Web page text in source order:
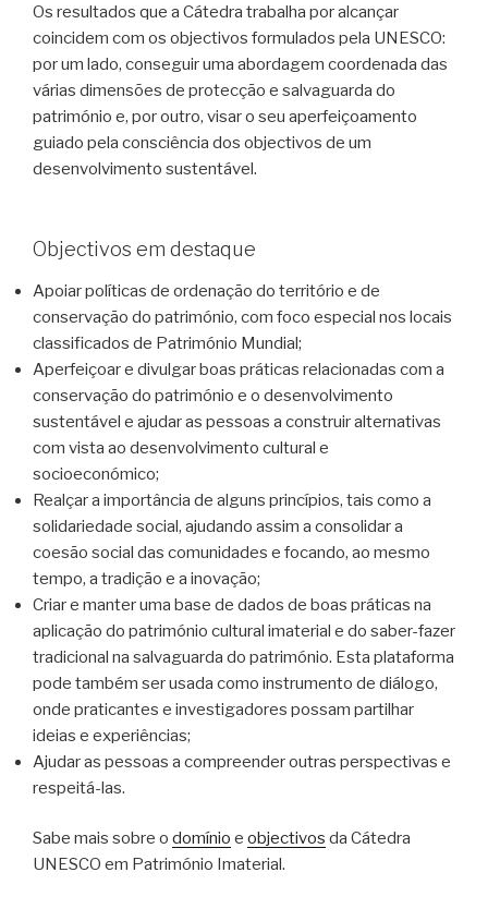
Os resultados que a Cátedra trabalha por alcançar
coincidem com os objectivos formulados pela UNESCO:
por um lado, conseguir uma abordagem coordenada das
várias dimensões de protecção e salvaguarda do
património e, por outro, visar o seu aperfeiçoamento
guiado pela consciência dos objectivos de um
desenvolvimento sustentável.
Objectivos em destaque
Apoiar políticas de ordenação do território e de
conservação do património, com foco especial nos locais
classificados de Património Mundial;
Aperfeiçoar e divulgar boas práticas relacionadas com a
conservação do património e o desenvolvimento
sustentável e ajudar as pessoas a construir alternativas
com vista ao desenvolvimento cultural e
socioeconómico;
Realçar a importância de alguns princípios, tais como a
solidariedade social, ajudando assim a consolidar a
coesão social das comunidades e focando, ao mesmo
tempo, a tradição e a inovação;
Criar e manter uma base de dados de boas práticas na
aplicação do património cultural imaterial e do saber-fazer
tradicional na salvaguarda do património. Esta plataforma
pode também ser usada como instrumento de diálogo,
onde praticantes e investigadores possam partilhar
ideias e experiências;
Ajudar as pessoas a compreender outras perspectivas e
respeitá-las.
Sabe mais sobre o domínio e objectivos da Cátedra
UNESCO em Património Imaterial.